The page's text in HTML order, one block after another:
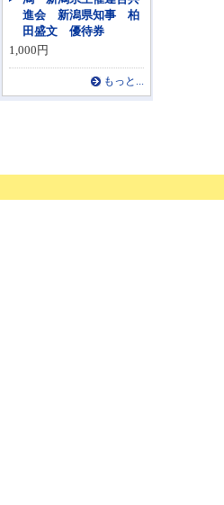
進会 新潟県知事 柏
田盛文 優待券
1,000円
もっと...